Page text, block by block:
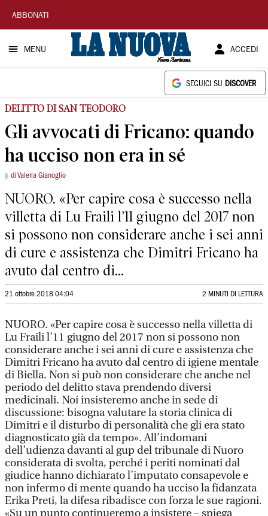
La
Nuova
Sardegna
ABBONATI
MENU ACCEDI
SEGUICI SU DISCOVER
DELITTO DI SAN TEODORO
Gli avvocati di Fricano: quando
ha ucciso non era in sé
di Valeria Gianoglio
NUORO. «Per capire cosa è successo nella
villetta di Lu Fraili l’11 giugno del 2017 non
si possono non considerare anche i sei anni
di cure e assistenza che Dimitri Fricano ha
avuto dal centro di...
21 ottobre 2018 04:04 2 MINUTI DI LETTURA
NUORO. «Per capire cosa è successo nella villetta di
Lu Fraili l’11 giugno del 2017 non si possono non
considerare anche i sei anni di cure e assistenza che
Dimitri Fricano ha avuto dal centro di igiene mentale
di Biella. Non si può non considerare che anche nel
periodo del delitto stava prendendo diversi
medicinali. Noi insisteremo anche in sede di
discussione: bisogna valutare la storia clinica di
Dimitri e il disturbo di personalità che gli era stato
diagnosticato già da tempo». All’indomani
dell’udienza davanti al gup del tribunale di Nuoro
considerata di svolta, perché i periti nominati dal
giudice hanno dichiarato l’imputato consapevole e
non infermo di mente quando ha ucciso la fidanzata
Erika Preti, la difesa ribadisce con forza le sue ragioni.
«Su un punto continueremo a insistere – spiega